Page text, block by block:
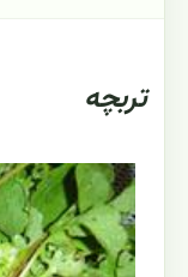
تربچه